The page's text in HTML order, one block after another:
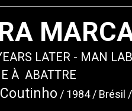
LATER - MAN
À ABATTRE
1984 Brésil